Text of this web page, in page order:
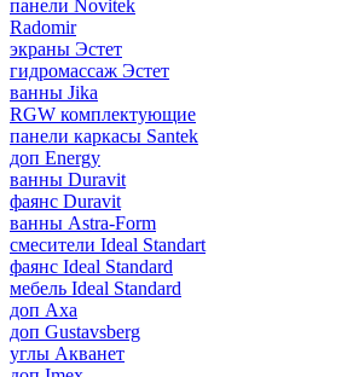
панели Novitek
Radomir
экраны Эстет
гидромассаж Эстет
ванны Jika
RGW комплектующие
панели каркасы Santek
доп Energy
ванны Duravit
фаянс Duravit
ванны Astra-Form
смесители Ideal Standart
фаянс Ideal Standard
мебель Ideal Standard
доп Axa
доп Gustavsberg
углы Акванет